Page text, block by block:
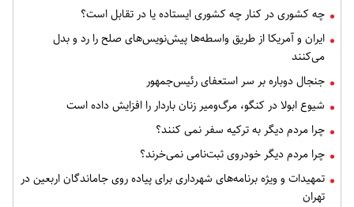
چه کشوری در کنار چه کشوری ایستاده یا در تقابل است؟
ایران و آمریکا از طریق واسطه‌ها پیش‌نویس‌های صلح را رد و بدل
می‌کنند
جنجال دوباره بر سر استعفای رئیس‌جمهور
شیوع ابولا در کنگو، مرگ‌ومیر زنان باردار را افزایش داده است
چرا مردم دیگر به ترکیه سفر نمی کنند؟
چرا مردم دیگر خودروی ثبت‌نامی نمی‌خرند؟
تمهیدات و ویژه برنامه‌های شهرداری برای پیاده روی جاماندگان اربعین در
تهران